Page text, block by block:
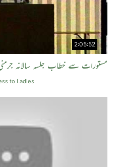
2:05:52
مستورات سے خطاب جلسہ سالانہ جرمنی
to Ladies